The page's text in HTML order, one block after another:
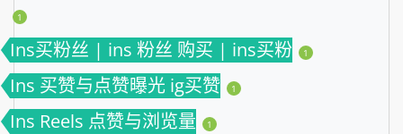
1
Ins买粉丝 | ins 粉丝 购买 | ins买粉 1
Ins 买赞与点赞曝光 ig买赞 1
Ins Reels 点赞与浏览量 1